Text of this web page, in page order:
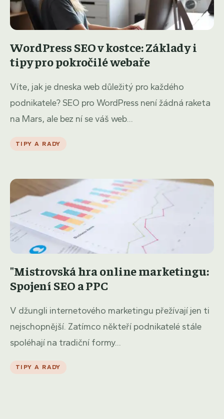
WordPress SEO v kostce: Základy i
tipy pro pokročilé webaře
Víte, jak je dneska web důležitý pro každého
podnikatele? SEO pro WordPress není žádná raketa
na Mars, ale bez ní se váš web...
TIPY A RADY
"Mistrovská hra online marketingu:
Spojení SEO a PPC
V džungli internetového marketingu přežívají jen ti
nejschopnější. Zatímco někteří podnikatelé stále
spoléhají na tradiční formy...
TIPY A RADY